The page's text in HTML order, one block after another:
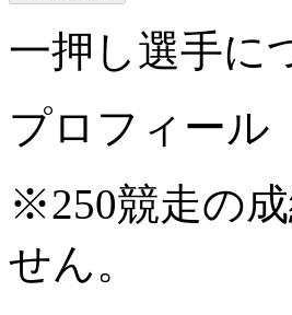
一押し選手に
プロフィール
※250競走の
せん。